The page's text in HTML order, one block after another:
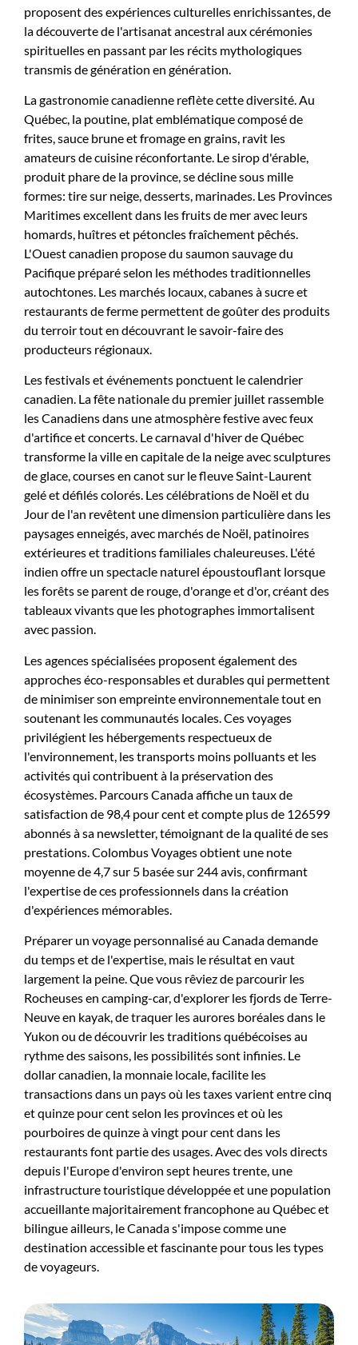
proposent des expériences culturelles enrichissantes, de
la découverte de l'artisanat ancestral aux cérémonies
spirituelles en passant par les récits mythologiques
transmis de génération en génération.
La gastronomie canadienne reflète cette diversité. Au
Québec, la poutine, plat emblématique composé de
frites, sauce brune et fromage en grains, ravit les
amateurs de cuisine réconfortante. Le sirop d'érable,
produit phare de la province, se décline sous mille
formes: tire sur neige, desserts, marinades. Les Provinces
Maritimes excellent dans les fruits de mer avec leurs
homards, huîtres et pétoncles fraîchement pêchés.
L'Ouest canadien propose du saumon sauvage du
Pacifique préparé selon les méthodes traditionnelles
autochtones. Les marchés locaux, cabanes à sucre et
restaurants de ferme permettent de goûter des produits
du terroir tout en découvrant le savoir-faire des
producteurs régionaux.
Les festivals et événements ponctuent le calendrier
canadien. La fête nationale du premier juillet rassemble
les Canadiens dans une atmosphère festive avec feux
d'artifice et concerts. Le carnaval d'hiver de Québec
transforme la ville en capitale de la neige avec sculptures
de glace, courses en canot sur le fleuve Saint-Laurent
gelé et défilés colorés. Les célébrations de Noël et du
Jour de l'an revêtent une dimension particulière dans les
paysages enneigés, avec marchés de Noël, patinoires
extérieures et traditions familiales chaleureuses. L'été
indien offre un spectacle naturel époustouflant lorsque
les forêts se parent de rouge, d'orange et d'or, créant des
tableaux vivants que les photographes immortalisent
avec passion.
Les agences spécialisées proposent également des
approches éco-responsables et durables qui permettent
de minimiser son empreinte environnementale tout en
soutenant les communautés locales. Ces voyages
privilégient les hébergements respectueux de
l'environnement, les transports moins polluants et les
activités qui contribuent à la préservation des
écosystèmes. Parcours Canada affiche un taux de
satisfaction de 98,4 pour cent et compte plus de 126599
abonnés à sa newsletter, témoignant de la qualité de ses
prestations. Colombus Voyages obtient une note
moyenne de 4,7 sur 5 basée sur 244 avis, confirmant
l'expertise de ces professionnels dans la création
d'expériences mémorables.
Préparer un voyage personnalisé au Canada demande
du temps et de l'expertise, mais le résultat en vaut
largement la peine. Que vous rêviez de parcourir les
Rocheuses en camping-car, d'explorer les fjords de Terre-
Neuve en kayak, de traquer les aurores boréales dans le
Yukon ou de découvrir les traditions québécoises au
rythme des saisons, les possibilités sont infinies. Le
dollar canadien, la monnaie locale, facilite les
transactions dans un pays où les taxes varient entre cinq
et quinze pour cent selon les provinces et où les
pourboires de quinze à vingt pour cent dans les
restaurants font partie des usages. Avec des vols directs
depuis l'Europe d'environ sept heures trente, une
infrastructure touristique développée et une population
accueillante majoritairement francophone au Québec et
bilingue ailleurs, le Canada s'impose comme une
destination accessible et fascinante pour tous les types
de voyageurs.